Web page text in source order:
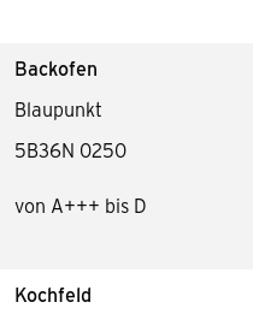
Backofen
Blaupunkt
5B36N 0250
von A+++ bis D
Kochfeld